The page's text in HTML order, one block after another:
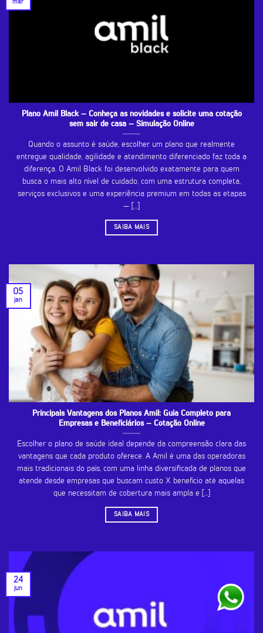
Plano Amil Black – Conheça as novidades e solicite uma cotação
sem sair de casa – Simulação Online
Quando o assunto é saúde, escolher um plano que realmente
entregue qualidade, agilidade e atendimento diferenciado faz toda a
diferença. O Amil Black foi desenvolvido exatamente para quem
busca o mais alto nível de cuidado, com uma estrutura completa,
serviços exclusivos e uma experiência premium em todas as etapas
— [...]
SAIBA MAIS
Principais Vantagens dos Planos Amil: Guia Completo para
Empresas e Beneficiários – Cotação Online
Escolher o plano de saúde ideal depende da compreensão clara das
vantagens que cada produto oferece. A Amil é uma das operadoras
mais tradicionais do país, com uma linha diversificada de planos que
atende desde empresas que buscam custo X benefício até aquelas
que necessitam de cobertura mais ampla e [...]
SAIBA MAIS
05
jan
24
jun